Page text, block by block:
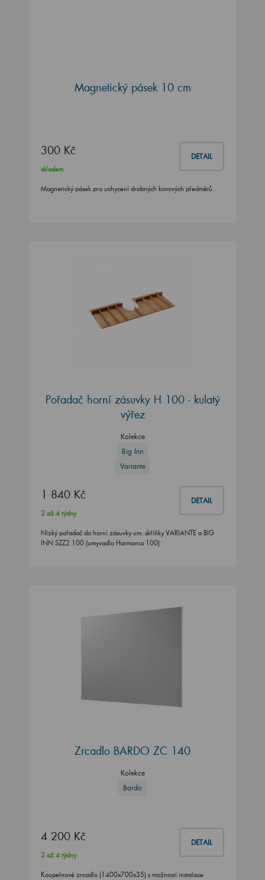
Magnetický pásek 10 cm
300 Kč DETAIL
skladem
Magnetický pásek pro uchycení drobných kovových předmětů.
Pořadač horní zásuvky H 100 - kulatý
výřez
Kolekce
Big Inn
Variante
1 840 Kč DETAIL
2 až 4 týdny
Nízký pořadač do horní zásuvky um. skříňky VARIANTE a BIG
INN SZZ2 100 (umyvadlo Harmonia 100)
Zrcadlo BARDO ZC 140
Kolekce
Bardo
4 200 Kč DETAIL
2 až 4 týdny
Koupelnové zrcadlo (1400x700x35) s možností instalace